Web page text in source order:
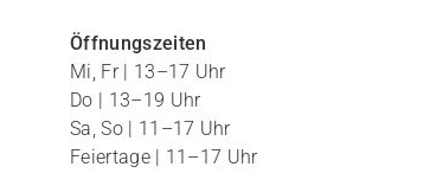
Öffnungszeiten
Mi, Fr | 13–17 Uhr
Do | 13–19 Uhr
Sa, So | 11–17 Uhr
Feiertage | 11–17 Uhr